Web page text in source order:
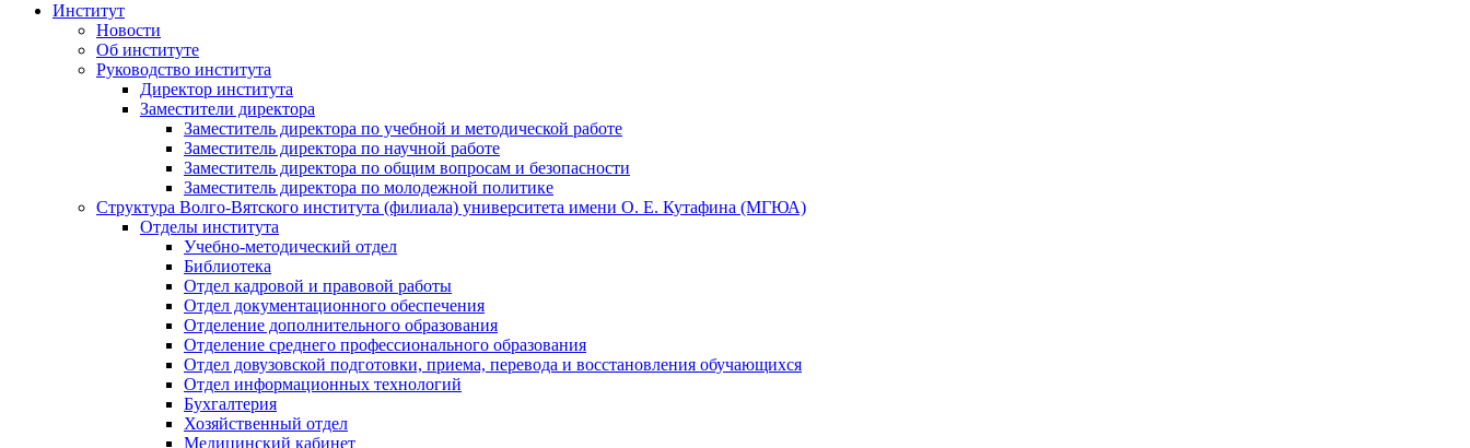
Институт
Новости
Об институте
Руководство института
Директор института
Заместители директора
Заместитель директора по учебной и методической работе
Заместитель директора по научной работе
Заместитель директора по общим вопросам и безопасности
Заместитель директора по молодежной политике
Структура Волго-Вятского института (филиала) университета имени О. Е. Кутафина (МГЮА)
Отделы института
Учебно-методический отдел
Библиотека
Отдел кадровой и правовой работы
Отдел документационного обеспечения
Отделение дополнительного образования
Отделение среднего профессионального образования
Отдел довузовской подготовки, приема, перевода и восстановления обучающихся
Отдел информационных технологий
Бухгалтерия
Хозяйственный отдел
Медицинский кабинет